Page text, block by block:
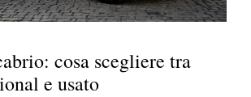
cosa scegliere tra
e usato